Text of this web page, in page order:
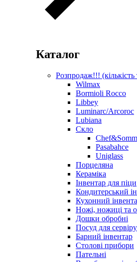
Каталог
Розпродаж!!!
Wilmax
Bormioli Rocco
Libbey
Luminarc/Arcoroc
Lubiana
Скло
Pasabahce
Uniglass
Порцеляна
Кераміка
Інвентар для піци
Кондитерський
Кухонний
Ножі, ножиці та
Дошки обробні
Посуд для
Барний інвентар
Столові прибори
Пательні